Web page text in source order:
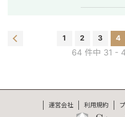
れる） 2か
画（経営面
利益を2倍
1 2 3 4
64 件中 31 -
運営会社 利用規約